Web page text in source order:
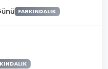
FARKINDALIK